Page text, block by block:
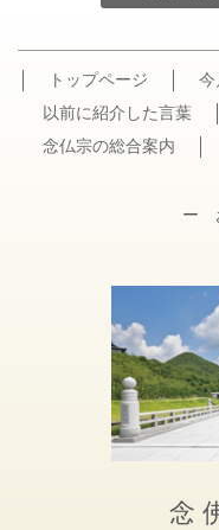
トップページ
今
以前に紹介した言葉
念仏宗の総合案内
ー
念